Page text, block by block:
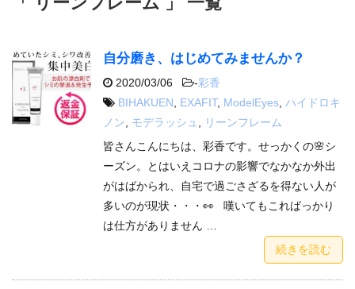
自分磨き、はじめてみませんか？
2020/03/06 -彩香
BIHAKUEN
EXAFIT, ModelEyes ハイドロキ
ノン
モデラッシュ
リーンフレーム
皆さんこんにちは、彩香です。せっかくの🌸シ
ーズン。とはいえコロナの影響でなかなか外出
がはばかられ、自宅で過ごさざるを得ない人が
多いのが現状・・・👀 嘆いてもこればっかり
は仕方がありません …
続きを読む